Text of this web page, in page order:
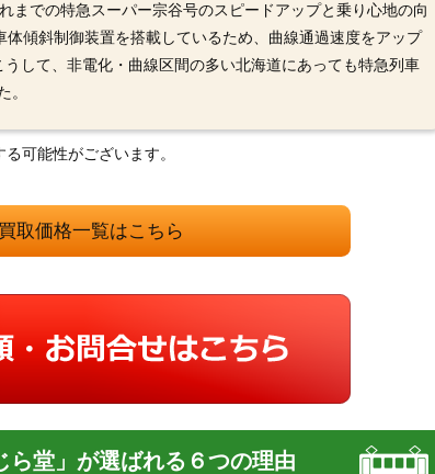
までの特急スーパー宗谷号のスピードアップと乗り心地の向
傾斜制御装置を搭載しているため、曲線通過速度をアップ
して、非電化・曲線区間の多い北海道にあっても特急列車
。
可能性がございます。
取価格一覧はこちら
ら堂」が選ばれる６つの理由